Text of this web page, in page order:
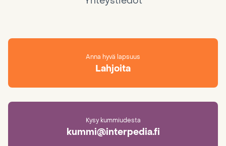
Anna hyvä lapsuus
Lahjoita
Kysy kummiudesta
kummi@interpedia.fi